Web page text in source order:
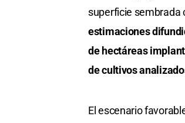
superficie sembrada
estimaciones
de hectáreas
de cultivos
El escenario